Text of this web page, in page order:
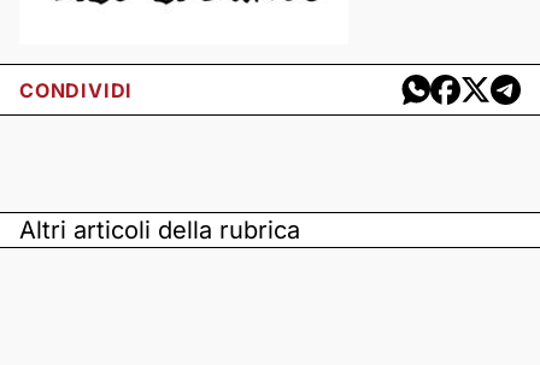
CONDIVIDI
Altri articoli della rubrica